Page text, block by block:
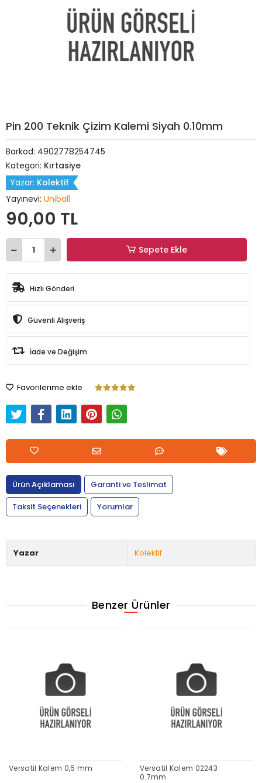
Pin 200 Teknik Çizim Kalemi Siyah 0.10mm
Barkod: 4902778254745
Kategori: Kırtasiye
Yazar: Kolektif
Yayınevi: Uniball
90,00 TL
Sepete Ekle
Hızlı Gönderi
Güvenli Alışveriş
İade ve Değişim
Favorilerime ekle
Ürün Açıklaması
Garanti ve Teslimat
Taksit Seçenekleri
Yorumlar
Yazar Kolektif
Benzer Ürünler
Versatil Kalem 0,5 mm
Versatil Kalem 02243
0.7mm